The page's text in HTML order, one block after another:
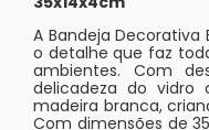
A Bandeja Decorativa
o detalhe que faz
ambientes. Com
delicadeza do
madeira branca,
Com dimensões de